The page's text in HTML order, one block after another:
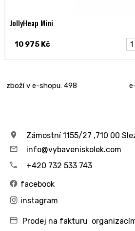
JollyHeap Mini
10 975 Kč
zboží v e-shopu: 498
Zámostní 1155/27 ,710 00
info@vybaveniskolek.com
+420 732 533 743
facebook
instagram
Prodej na fakturu